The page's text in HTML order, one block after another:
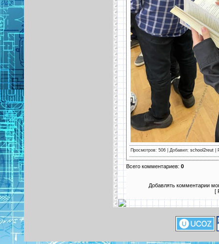
Просмотров: 506 | Добавил: school2reut |
Всего комментариев: 0
Добавлять комментарии
[